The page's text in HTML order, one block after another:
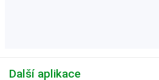
Další aplikace